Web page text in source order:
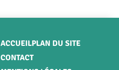
Menu
Pied
ACCUEILPLAN DU SITE
CONTACT